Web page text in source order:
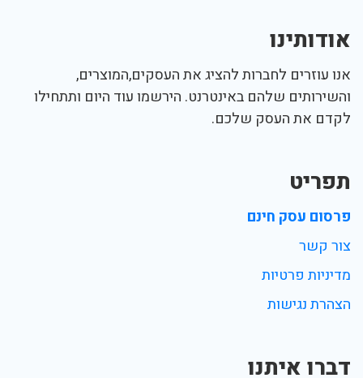
אודותינו
אנו עוזרים לחברות להציג את העסקים,המוצרים,
והשירותים שלהם באינטרנט. הירשמו עוד היום ותתחילו
לקדם את העסק שלכם.
תפריט
פרסום עסק חינם
צור קשר
מדיניות פרטיות
הצהרת נגישות
דברו איתנו